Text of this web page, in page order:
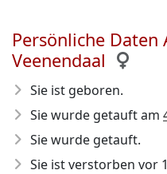
Persönliche Daten
Veenendaal
Sie ist geboren.
Sie wurde getauft am
Sie wurde getauft.
Sie ist verstorben vor